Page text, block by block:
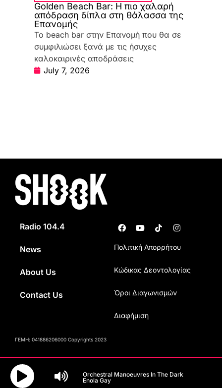
Golden Beach Bar: Η πιο χαλαρή
απόδραση δίπλα στη θάλασσα της
Επανομής
Το beach bar στην Επανομή που θα σε
συμφιλιώσει ξανά με τις ήσυχες
καλοκαιρινές αποδράσεις
July 7, 2026
Radio 104.4
News
About Us
Contact Us
Πολιτική Απορρήτου
Κώδικας Δεοντολογίας
Όροι Διαγωνισμών
Διαφήμιση
ΓΕΜΗ: 041886206000 Copyrights 2023
Orchestral Manoeuvres In The Dark
Enola Gay